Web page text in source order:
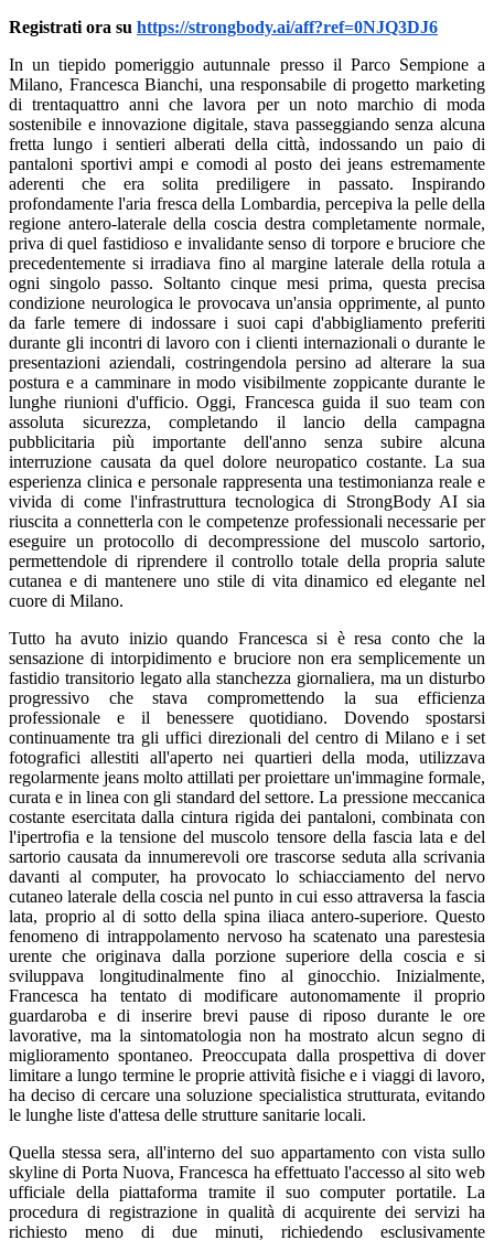
Registrati ora su https://strongbody.ai/aff?ref=0NJQ3DJ6
In un tiepido pomeriggio autunnale presso il Parco Sempione a
Milano, Francesca Bianchi, una responsabile di progetto marketing
di trentaquattro anni che lavora per un noto marchio di moda
sostenibile e innovazione digitale, stava passeggiando senza alcuna
fretta lungo i sentieri alberati della città, indossando un paio di
pantaloni sportivi ampi e comodi al posto dei jeans estremamente
aderenti che era solita prediligere in passato. Inspirando
profondamente l'aria fresca della Lombardia, percepiva la pelle della
regione antero-laterale della coscia destra completamente normale,
priva di quel fastidioso e invalidante senso di torpore e bruciore che
precedentemente si irradiava fino al margine laterale della rotula a
ogni singolo passo. Soltanto cinque mesi prima, questa precisa
condizione neurologica le provocava un'ansia opprimente, al punto
da farle temere di indossare i suoi capi d'abbigliamento preferiti
durante gli incontri di lavoro con i clienti internazionali o durante le
presentazioni aziendali, costringendola persino ad alterare la sua
postura e a camminare in modo visibilmente zoppicante durante le
lunghe riunioni d'ufficio. Oggi, Francesca guida il suo team con
assoluta sicurezza, completando il lancio della campagna
pubblicitaria più importante dell'anno senza subire alcuna
interruzione causata da quel dolore neuropatico costante. La sua
esperienza clinica e personale rappresenta una testimonianza reale e
vivida di come l'infrastruttura tecnologica di StrongBody AI sia
riuscita a connetterla con le competenze professionali necessarie per
eseguire un protocollo di decompressione del muscolo sartorio,
permettendole di riprendere il controllo totale della propria salute
cutanea e di mantenere uno stile di vita dinamico ed elegante nel
cuore di Milano.
Tutto ha avuto inizio quando Francesca si è resa conto che la
sensazione di intorpidimento e bruciore non era semplicemente un
fastidio transitorio legato alla stanchezza giornaliera, ma un disturbo
progressivo che stava compromettendo la sua efficienza
professionale e il benessere quotidiano. Dovendo spostarsi
continuamente tra gli uffici direzionali del centro di Milano e i set
fotografici allestiti all'aperto nei quartieri della moda, utilizzava
regolarmente jeans molto attillati per proiettare un'immagine formale,
curata e in linea con gli standard del settore. La pressione meccanica
costante esercitata dalla cintura rigida dei pantaloni, combinata con
l'ipertrofia e la tensione del muscolo tensore della fascia lata e del
sartorio causata da innumerevoli ore trascorse seduta alla scrivania
davanti al computer, ha provocato lo schiacciamento del nervo
cutaneo laterale della coscia nel punto in cui esso attraversa la fascia
lata, proprio al di sotto della spina iliaca antero-superiore. Questo
fenomeno di intrappolamento nervoso ha scatenato una parestesia
urente che originava dalla porzione superiore della coscia e si
sviluppava longitudinalmente fino al ginocchio. Inizialmente,
Francesca ha tentato di modificare autonomamente il proprio
guardaroba e di inserire brevi pause di riposo durante le ore
lavorative, ma la sintomatologia non ha mostrato alcun segno di
miglioramento spontaneo. Preoccupata dalla prospettiva di dover
limitare a lungo termine le proprie attività fisiche e i viaggi di lavoro,
ha deciso di cercare una soluzione specialistica strutturata, evitando
le lunghe liste d'attesa delle strutture sanitarie locali.
Quella stessa sera, all'interno del suo appartamento con vista sullo
skyline di Porta Nuova, Francesca ha effettuato l'accesso al sito web
ufficiale della piattaforma tramite il suo computer portatile. La
procedura di registrazione in qualità di acquirente dei servizi ha
richiesto meno di due minuti, richiedendo esclusivamente